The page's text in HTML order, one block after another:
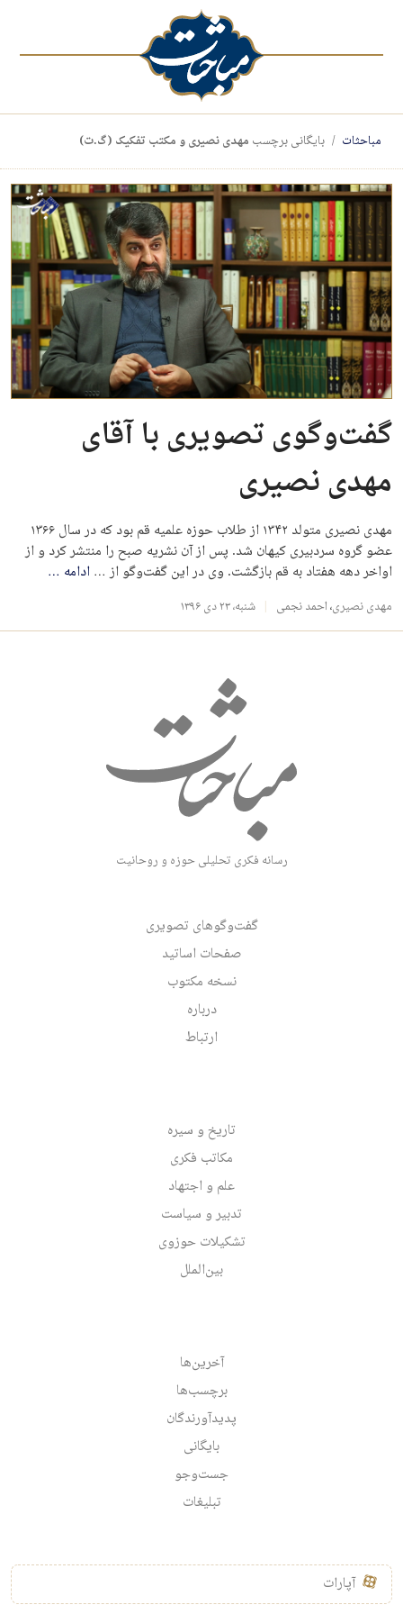
مباحثات بایگانی برچسب مهدی نصیری و مکتب تفکیک (گ.ت)
گفت‌وگوی تصویری با آقای
مهدی نصیری
مهدی نصیری متولد ۱۳۴۲ از طلاب حوزه علمیه قم بود که در سال ۱۳۶۶
عضو گروه سردبیری کیهان شد. پس از آن نشریه صبح را منتشر کرد و از
اواخر دهه هفتاد به قم بازگشت. وی در این گفت‌وگو از …ادامه …
مهدی نصیری،احمد نجمی شنبه، ۲۳ دی ۱۳۹۶
رسانه فکری تحلیلی حوزه و روحانیت
گفت‌وگوهای تصویری
صفحات اساتید
نسخه مکتوب
درباره
ارتباط
تاریخ و سیره
مکاتب فکری
علم و اجتهاد
تدبیر و سیاست
تشکیلات حوزوی
بین‌الملل
آخرین‌ها
برچسب‌ها
پدیدآورندگان
بایگانی
جست‌وجو
تبلیغات
آپارات